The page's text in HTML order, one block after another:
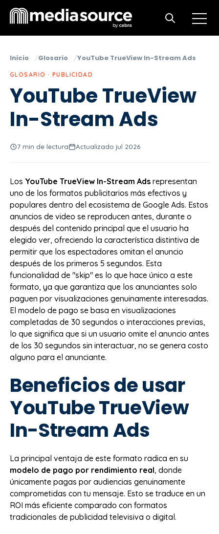
Open
Open search
Inicio Glosario YouTube TrueView In-Stream Ads
GLOSARIO · PUBLICIDAD
YouTube TrueView
In-Stream Ads
7 min de lectura Actualizado jul 2026
Los YouTube TrueView In-Stream Ads representan
uno de los formatos publicitarios más efectivos y
populares dentro del ecosistema de Google Ads. Estos
anuncios de video se reproducen antes, durante o
después del contenido principal que el usuario ha
elegido ver, ofreciendo la característica distintiva de
permitir que los espectadores omitan el anuncio
después de los primeros 5 segundos. Esta
funcionalidad de "skip" es lo que hace único a este
formato, ya que garantiza que los anunciantes solo
paguen por visualizaciones genuinamente interesadas.
El modelo de pago se basa en visualizaciones
completadas de 30 segundos o interacciones previas,
lo que significa que si un usuario omite el anuncio antes
de los 30 segundos sin interactuar, no se genera costo
alguno para el anunciante.
Beneficios de usar
YouTube TrueView
In-Stream Ads
La principal ventaja de este formato radica en su
modelo de pago por rendimiento real, donde
únicamente pagas por audiencias genuinamente
comprometidas con tu mensaje. Esto se traduce en un
ROI más eficiente comparado con formatos
tradicionales de publicidad televisiva o digital.